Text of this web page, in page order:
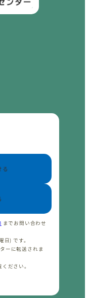
る
までお問い合わせ
) です。
ーに転送されま
ださい。